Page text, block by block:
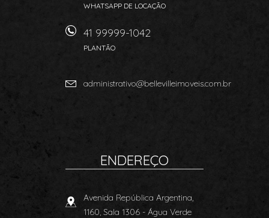
WHATSAPP DE LOCAÇÃO
41 99999-1042
PLANTÃO
administrativo@bellevilleimoveis.com.br
ENDEREÇO
Avenida República Argentina,
1160, Sala 1306 - Água Verde